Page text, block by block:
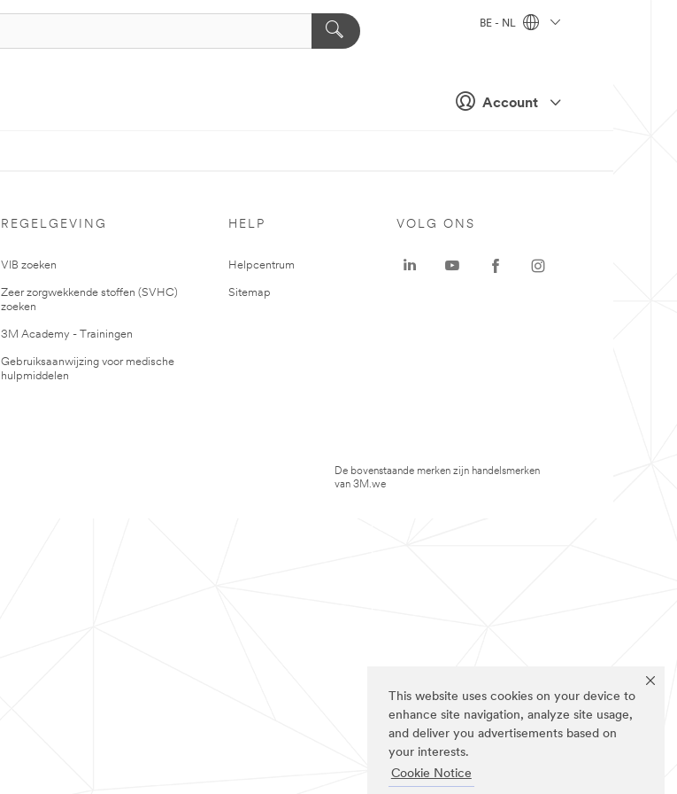
This website uses cookies on your device to
enhance site navigation, analyze site usage,
and deliver you advertisements based on
your interests.
Cookie Notice
Account
BE - NL
REGELGEVING
VIB zoeken
Zeer zorgwekkende stoffen (SVHC)
zoeken
3M Academy - Trainingen
Gebruiksaanwijzing voor medische
hulpmiddelen
HELP
Helpcentrum
Sitemap
VOLG ONS
De bovenstaande merken zijn handelsmerken
van 3M.we